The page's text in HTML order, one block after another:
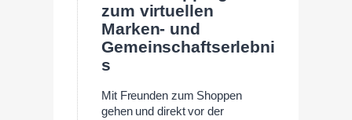
zum virtuellen
Marken- und
Gemeinschaftserlebni
s
Mit Freunden zum Shoppen
gehen und direkt vor der